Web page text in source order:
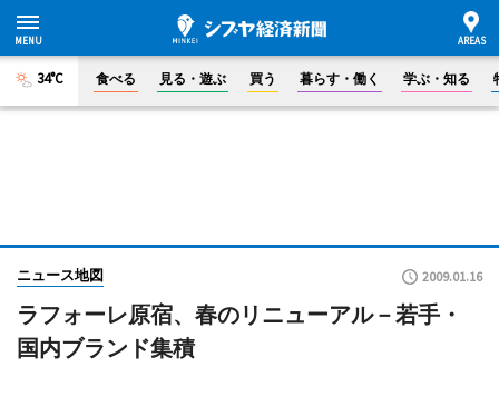
34°C 食べる 見る・遊ぶ 買う 暮らす・働く 学ぶ・知る
ニュース地図 2009.01.16
ラフォーレ原宿、春のリニューアル－若手・
国内ブランド集積